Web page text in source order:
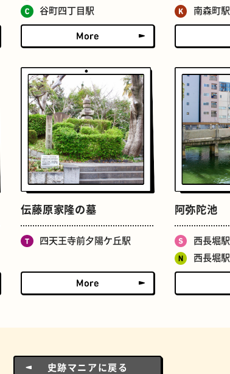
町焼肉
谷町四丁目駅
南森町駅
伝藤原家隆の墓
四天王寺前夕陽ケ丘駅
阿弥陀池
西長堀駅
西長堀駅
史跡マニアに戻る